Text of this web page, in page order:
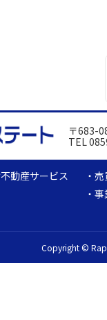
〒683-
TEL
動産サービス 売
事
Copyright ©